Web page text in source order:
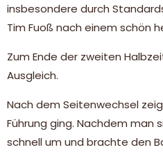
insbesondere durch
Tim Fuoß nach einem schön
Zum Ende der zweiten
Ausgleich.
Nach dem Seitenwechsel
Führung ging. Nachdem
schnell um und brachte den